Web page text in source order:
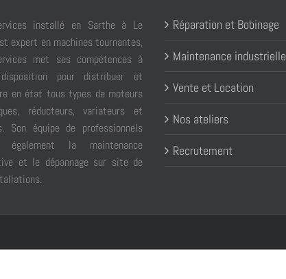
installé en Sarthe à Le
expert en machines tournantes,
met ses compétences à
pour distribuer et
en état tous types de moteurs
réducteurs, variateurs et
Son équipe de professionnels
également la maintenance
et le dépannage sur site de
Réparation et Bobinage
Maintenance industrielle
Vente et Location
Nos ateliers
Recrutement